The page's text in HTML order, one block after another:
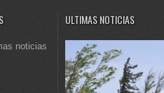
noticias
ULTIMAS NOTICIAS